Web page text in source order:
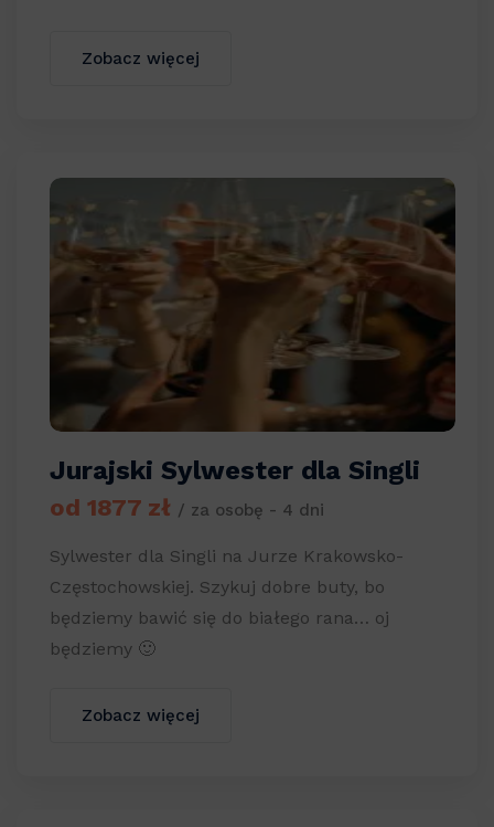
Zobacz więcej
Jurajski Sylwester dla Singli
od 1877 zł / za osobę - 4 dni
Sylwester dla Singli na Jurze Krakowsko-
Częstochowskiej. Szykuj dobre buty, bo
będziemy bawić się do białego rana… oj
będziemy 🙂
Zobacz więcej